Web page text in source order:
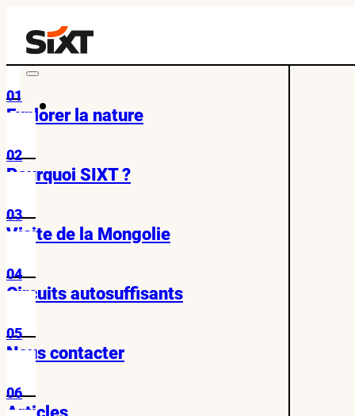
01
Explorer la nature
02
Pourquoi SIXT ?
03
Visite de la Mongolie
04
Circuits autosuffisants
05
Nous contacter
06